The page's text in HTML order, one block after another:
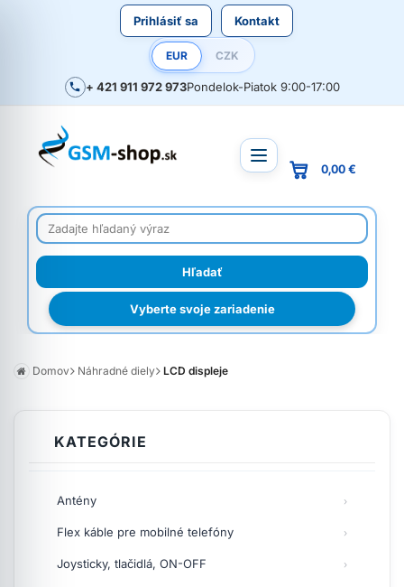
Prihlásiť sa Kontakt
EUR CZK
+ 421 911 972 973Pondelok-Piatok 9:00-17:00
Vyberte svoje zariadenie
0,00 €
Domov Náhradné diely LCD displeje
KATEGÓRIE
Antény
Flex káble pre mobilné telefóny
Joysticky, tlačidlá, ON-OFF